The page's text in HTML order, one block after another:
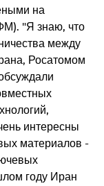
на
"Я знаю, что
между
Росатомом
интересны
материалов -
году Иран